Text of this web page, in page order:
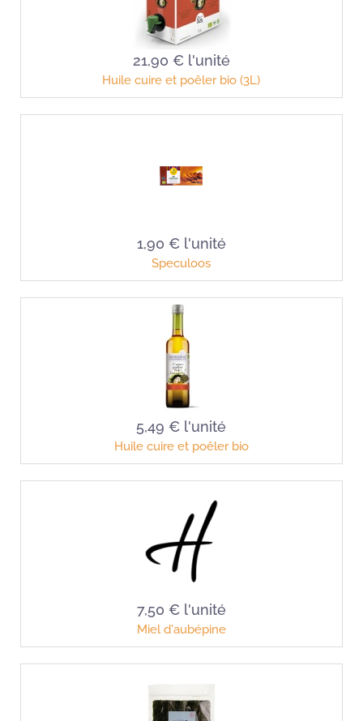
21,90 € l'unité
Huile cuire et poêler bio (3L)
1,90 € l'unité
Speculoos
5,49 € l'unité
Huile cuire et poêler bio
7,50 € l'unité
Miel d'aubépine